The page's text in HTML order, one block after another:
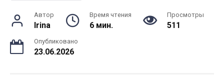
Автор
Irina
Время чтения
6 мин.
Просмотры
511
Опубликовано
23.06.2026